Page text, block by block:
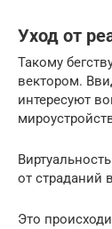
Уход от
Такому
вектором.
интересуют
от страданий
Это